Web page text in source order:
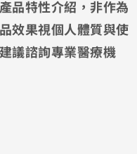
品特性介紹，非作為
效果視個人體質與使
議諮詢專業醫療機